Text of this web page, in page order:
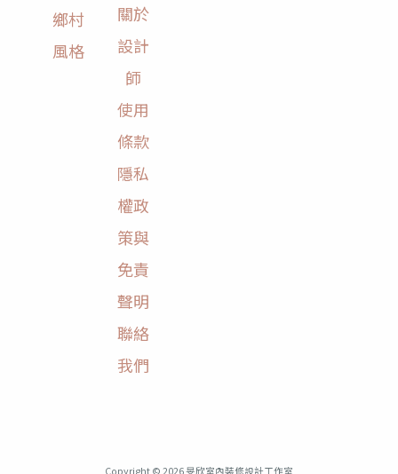
鄉村
風格
關於
設計
師
使用
條款
隱私
權政
策與
免責
聲明
聯絡
我們
Copyright © 2026 旻欣室內裝修設計工作室